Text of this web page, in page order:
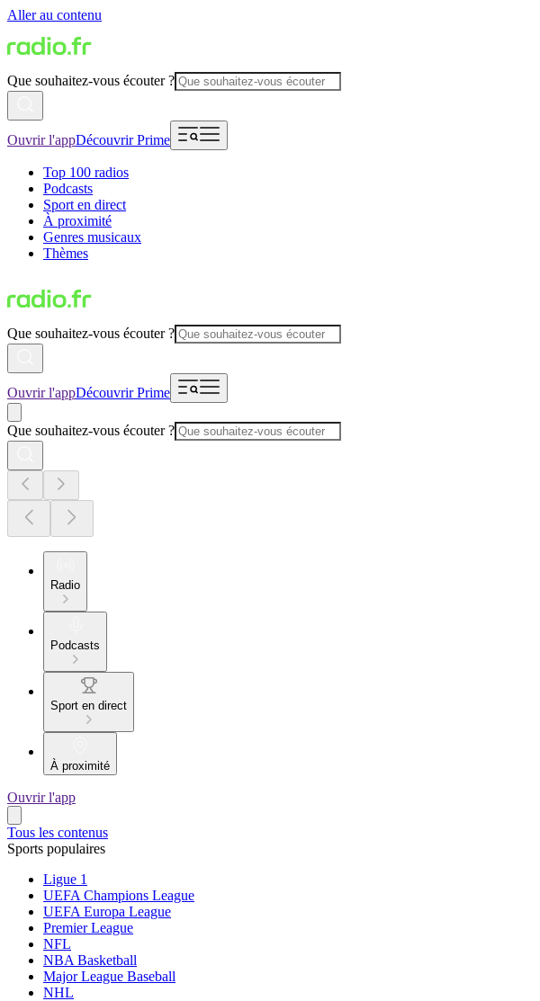
Aller au contenu
Que souhaitez-vous écouter ?
Ouvrir l'appDécouvrir Prime
Top 100 radios
Podcasts
Sport en direct
À proximité
Genres musicaux
Thèmes
Que souhaitez-vous écouter ?
Ouvrir l'appDécouvrir Prime
Que souhaitez-vous écouter ?
Radio
Podcasts
Sport en direct
À proximité
Ouvrir l'app
Tous les contenus
Sports populaires
Ligue 1
UEFA Champions League
UEFA Europa League
Premier League
NFL
NBA Basketball
Major League Baseball
NHL